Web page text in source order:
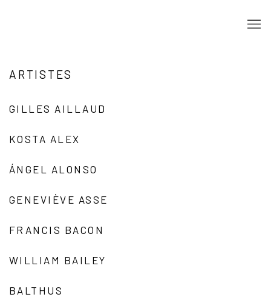
ARTISTES
GILLES AILLAUD
KOSTA ALEX
ÁNGEL ALONSO
GENEVIÈVE ASSE
FRANCIS BACON
WILLIAM BAILEY
BALTHUS